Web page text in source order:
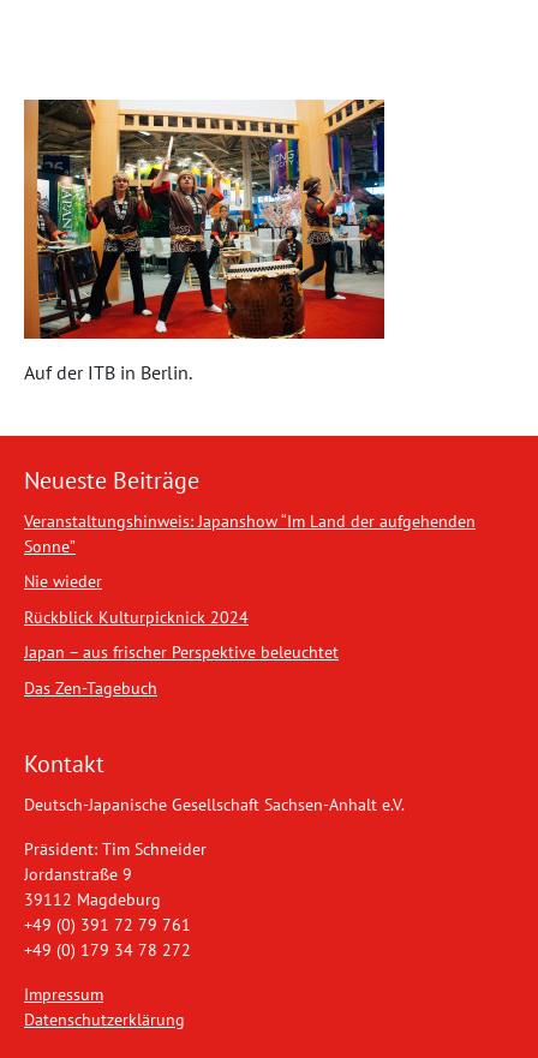
Auf der ITB in Berlin.
Neueste Beiträge
Veranstaltungshinweis: Japanshow “Im Land der aufgehenden
Sonne”
Nie wieder
Rückblick Kulturpicknick 2024
Japan – aus frischer Perspektive beleuchtet
Das Zen-Tagebuch
Kontakt
Deutsch-Japanische Gesellschaft Sachsen-Anhalt e.V.
Präsident: Tim Schneider
Jordanstraße 9
39112 Magdeburg
+49 (0) 391 72 79 761
+49 (0) 179 34 78 272
Impressum
Datenschutzerklärung